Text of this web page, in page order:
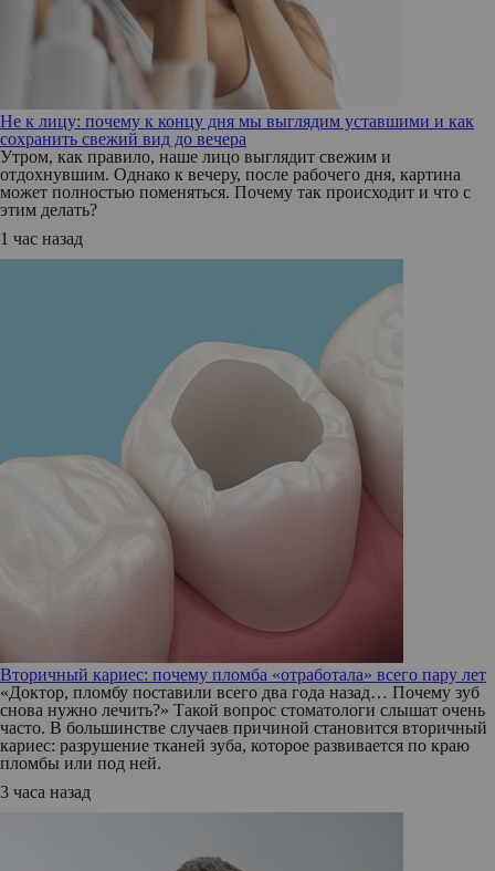
Не к лицу: почему к концу дня мы выглядим уставшими и как
сохранить свежий вид до вечера
Утром, как правило, наше лицо выглядит свежим и
отдохнувшим. Однако к вечеру, после рабочего дня, картина
может полностью поменяться. Почему так происходит и что с
этим делать?
1 час назад
Вторичный кариес: почему пломба «отработала» всего пару лет
«Доктор, пломбу поставили всего два года назад… Почему зуб
снова нужно лечить?» Такой вопрос стоматологи слышат очень
часто. В большинстве случаев причиной становится вторичный
кариес: разрушение тканей зуба, которое развивается по краю
пломбы или под ней.
3 часа назад